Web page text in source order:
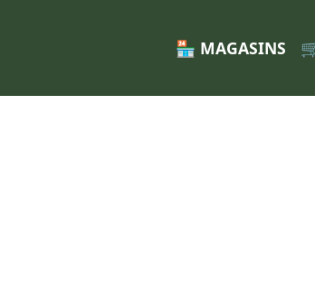
🏪 MAGASINS